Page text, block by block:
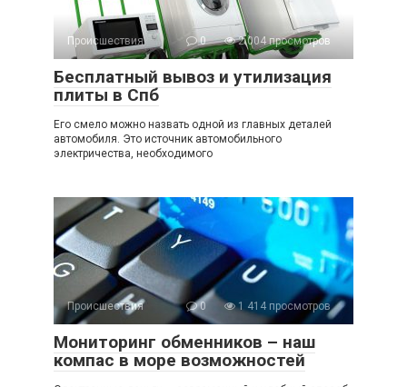
Происшествия 0 2 004 просмотров
Бесплатный вывоз и утилизация
плиты в Спб
Его смело можно назвать одной из главных деталей
автомобиля. Это источник автомобильного
электричества, необходимого
Происшествия 0 1 414 просмотров
Мониторинг обменников – наш
компас в море возможностей